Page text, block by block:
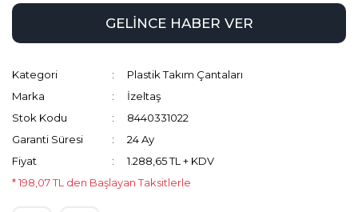
GELİNCE HABER VER
Kategori
Plastik Takım Çantaları
Marka
İzeltaş
Stok Kodu
8440331022
Garanti Süresi
24 Ay
Fiyat
1.288,65 TL + KDV
* 198,07 TL den Başlayan Taksitlerle